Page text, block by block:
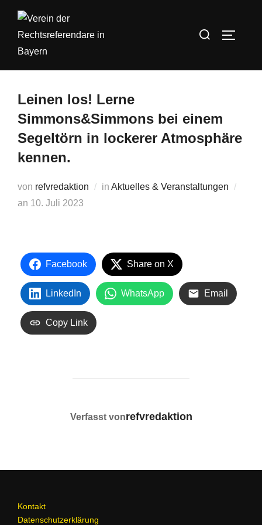
springen
Suchen
Leinen los! Lerne
Simmons&Simmons bei einem
Segeltörn in lockerer Atmosphäre
kennen.
von refvredaktion in Aktuelles & Veranstaltungen
an Veröffentlicht
10. Juli 2023
Facebook Share on X
LinkedIn WhatsApp Email
Copy Link
BEITRAGSAUTOR
Verfasst vonrefvredaktion
Kontakt
Datenschutzerklärung